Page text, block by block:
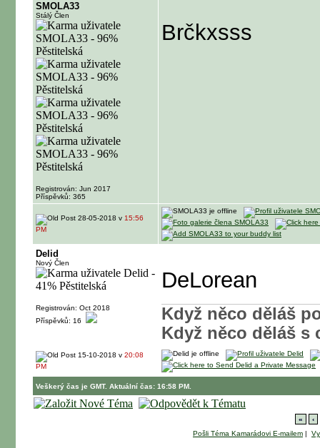
SMOLA33
Stálý Člen
Registrován: Jun 2017
Příspěvků: 365
Brčkxsss
28-05-2018 v 15:56
PM
Delid
Nový Člen
Registrován: Oct 2018
Příspěvků: 16
DeLorean
Když něco děláš
Když něco děláš
15-10-2018 v 20:08
PM
Veškerý čas je GMT. Aktuální čas: 16:58 PM.
«
‹
Pošli Téma Kamarádovi E-mailem |